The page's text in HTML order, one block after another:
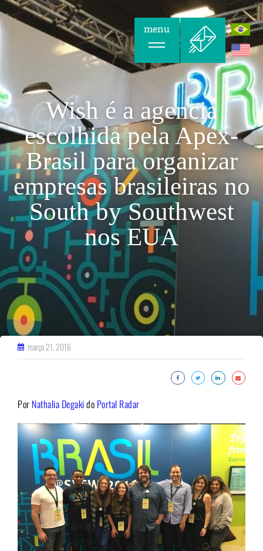
menu
Wish é a agencia
escolhida pela Apex-
Brasil para organizar
empresas brasileiras no
South by Southwest
nos EUA
março 21, 2016
Por Nathalia Degakido Portal Radar